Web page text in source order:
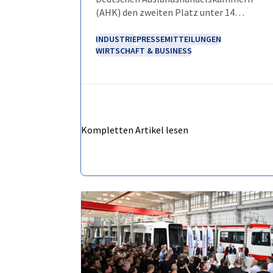
(AHK) den zweiten Platz unter 14
Osteuropa.
INDUSTRIEPRESSEMITTEILUNGEN
WIRTSCHAFT & BUSINESS
Kompletten Artikel lesen